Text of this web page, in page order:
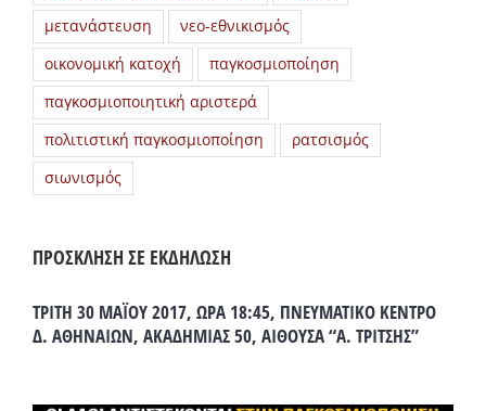
μετανάστευση
νεο-εθνικισμός
οικονομική κατοχή
παγκοσμιοποίηση
παγκοσμιοποιητική αριστερά
πολιτιστική παγκοσμιοποίηση
ρατσισμός
σιωνισμός
ΠΡΟΣΚΛΗΣΗ ΣΕ ΕΚΔΗΛΩΣΗ
ΤΡΙΤΗ 30 ΜΑΪΟΥ 2017, ΩΡΑ 18:45, ΠΝΕΥΜΑΤΙΚΟ ΚΕΝΤΡΟ
Δ. ΑΘΗΝΑΙΩΝ, ΑΚΑΔΗΜΙΑΣ 50, ΑΙΘΟΥΣΑ “Α. ΤΡΙΤΣΗΣ”